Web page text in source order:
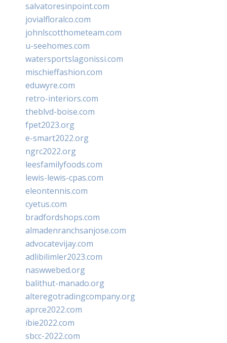
salvatoresinpoint.com
jovialfloralco.com
johnlscotthometeam.com
u-seehomes.com
watersportslagonissi.com
mischieffashion.com
eduwyre.com
retro-interiors.com
theblvd-boise.com
fpet2023.org
e-smart2022.org
ngrc2022.org
leesfamilyfoods.com
lewis-lewis-cpas.com
eleontennis.com
cyetus.com
bradfordshops.com
almadenranchsanjose.com
advocatevijay.com
adlibilimler2023.com
naswwebed.org
balithut-manado.org
alteregotradingcompany.org
aprce2022.com
ibie2022.com
sbcc-2022.com